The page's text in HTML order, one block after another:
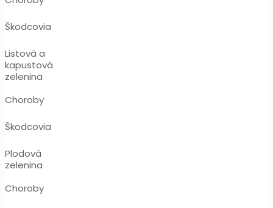
Škodcovia
Listová a
kapustová
zelenina
Choroby
Škodcovia
Plodová
zelenina
Choroby